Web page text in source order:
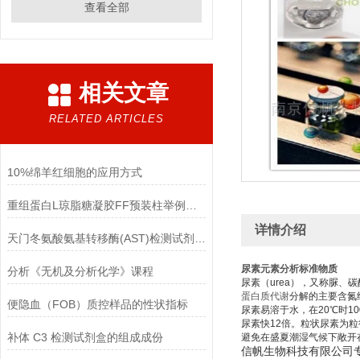
查看全部
相关文章
RELATED ARTICLES
10%绵羊红细胞的应用方式
分析《无机及分析化学》课程
便隐血（FOB）质控样品的性状指标
补体 C3 检测试剂盒的组成成份
详情介绍
尿素元素分析标准物质
尿素（urea），又称脲、
蛋白质代谢分解的主要含氮
尿素易溶于水，在20℃时
尿素快12倍。粒状尿素为
避免在盛夏潮湿气候下敞
信帆生物科技有限公司